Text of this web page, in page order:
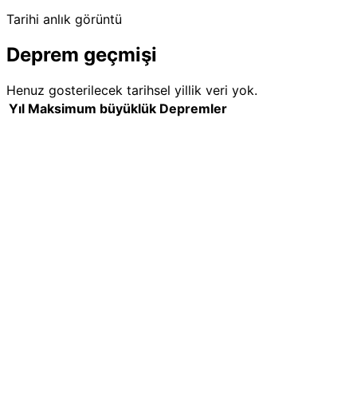
Tarihi anlık görüntü
Deprem geçmişi
Henuz gosterilecek tarihsel yillik veri yok.
Yıl Maksimum büyüklük Depremler